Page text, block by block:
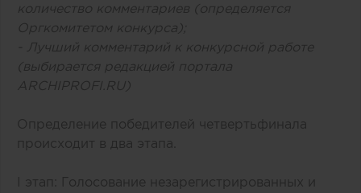
количество комментариев (определяется
Оргкомитетом конкурса);
- Лучший комментарий к конкурсной работе
(выбирается редакцией портала
ARCHIPRОFI.RU)
Определение победителей четвертьфинала
происходит в два этапа.
I этап: Голосование незарегистрированных и